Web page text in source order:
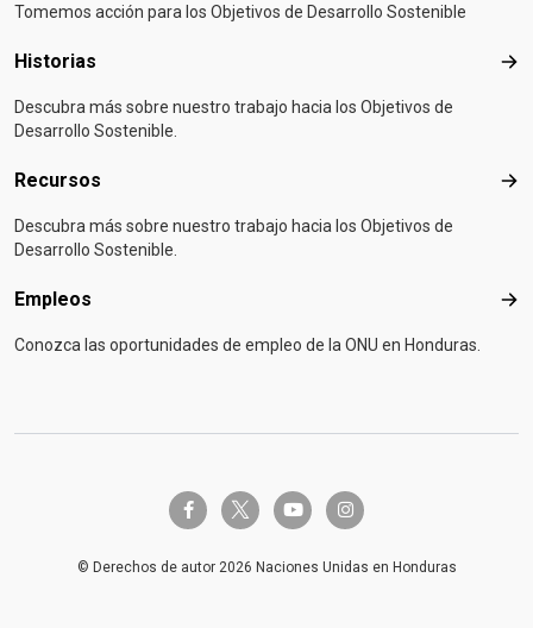
Tomemos acción para los Objetivos de Desarrollo Sostenible
Historias
Descubra más sobre nuestro trabajo hacia los Objetivos de
Desarrollo Sostenible.
Recursos
Descubra más sobre nuestro trabajo hacia los Objetivos de
Desarrollo Sostenible.
Empleos
Conozca las oportunidades de empleo de la ONU en Honduras.
facebook-ftwitter-x youtube instagram
© Derechos de autor 2026 Naciones Unidas en Honduras